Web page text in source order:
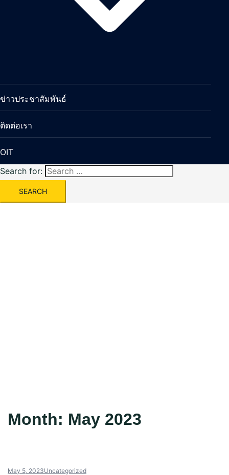
ข่าวประชาสัมพันธ์
ติดต่อเรา
OIT
Search for:
Month: May 2023
May 5, 2023Uncategorized